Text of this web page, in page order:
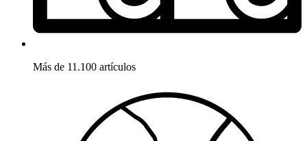
Más de 11.100 artículos